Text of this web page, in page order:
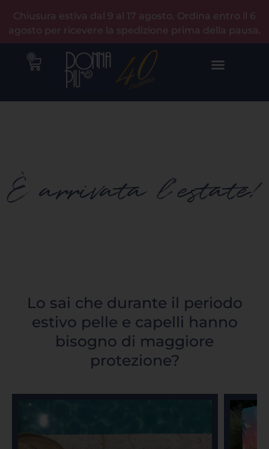
Chiusura estiva dal 9 al 17 agosto. Ordina entro il 6
agosto per ricevere la spedizione prima della pausa.
È arrivata l'estate!
Lo sai che durante il periodo
estivo pelle e capelli hanno
bisogno di maggiore
protezione?